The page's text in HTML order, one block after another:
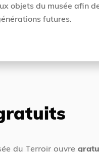
objets du musée afin
futures.
du Terroir ouvre